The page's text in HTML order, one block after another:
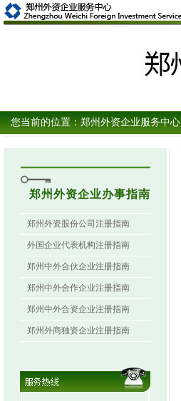
您当前的位置： 郑州外资企业服务中心
郑州外资企业办事指南
郑州外资股份公司注册指南
外国企业代表机构注册指南
郑州中外合伙企业注册指南
郑州中外合作企业注册指南
郑州中外合资企业注册指南
郑州外商独资企业注册指南